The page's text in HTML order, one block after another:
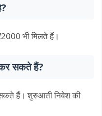
भी मिलते हैं।
सकते हैं?
हैं। शुरुआती निवेश की